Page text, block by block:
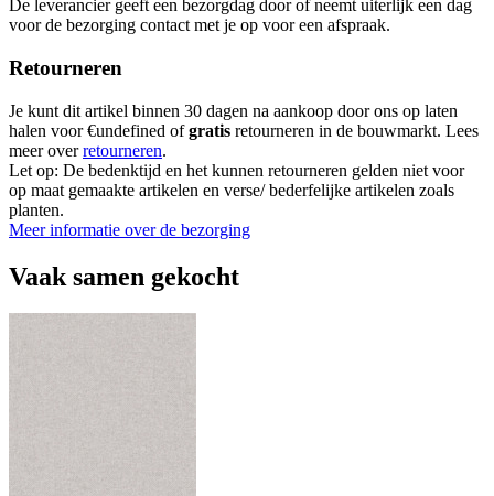
De leverancier geeft een bezorgdag door of neemt uiterlijk een dag
voor de bezorging contact met je op voor een afspraak.
Retourneren
Je kunt dit artikel binnen 30 dagen na aankoop door ons op laten
halen voor €undefined ofgratis retourneren in de bouwmarkt. Lees
meer overretourneren.
Let op: De bedenktijd en het kunnen retourneren gelden niet voor
op maat gemaakte artikelen en verse/ bederfelijke artikelen zoals
planten.
Meer informatie over de bezorging
Vaak samen gekocht